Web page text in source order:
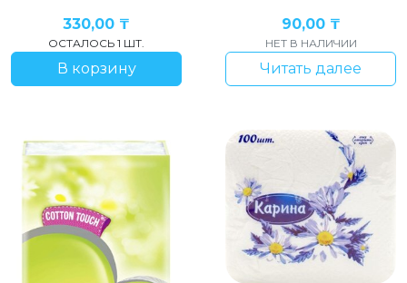
330,00 ₸
ОСТАЛОСЬ 1 ШТ.
В корзину
90,00 ₸
НЕТ В НАЛИЧИИ
Читать далее